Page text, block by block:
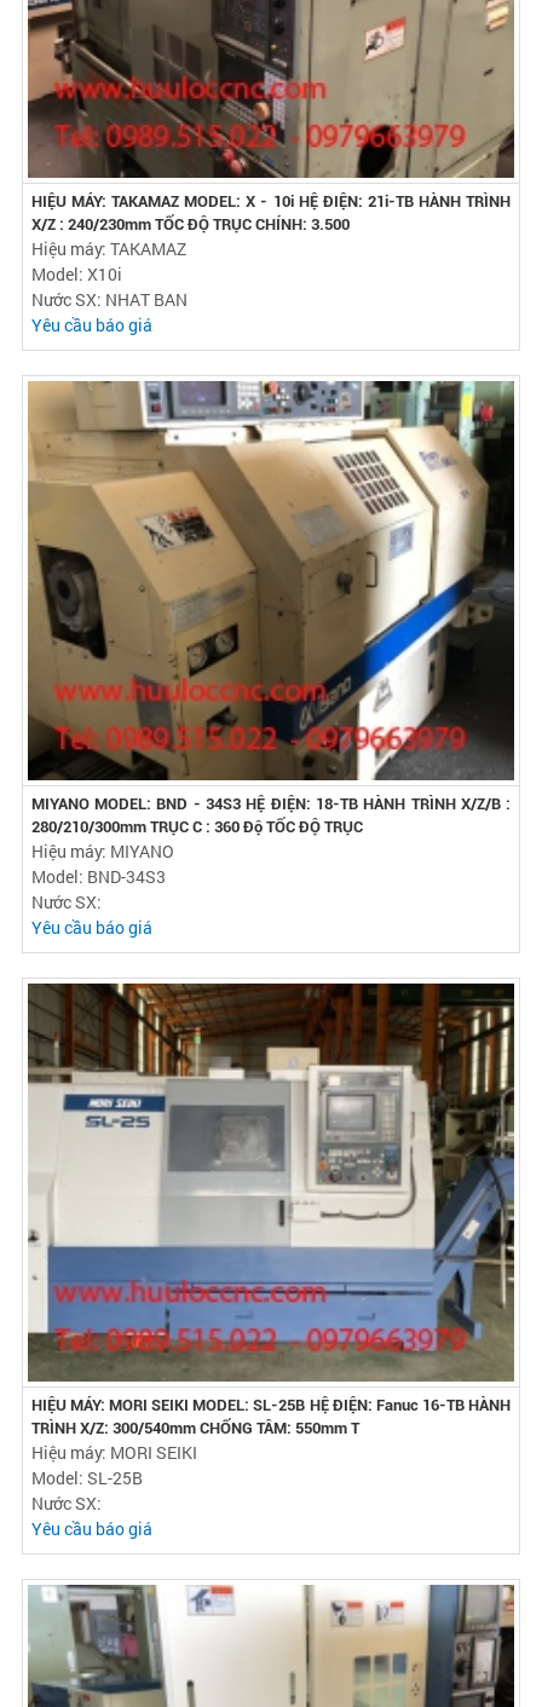
HIỆU MÁY: TAKAMAZ MODEL: X - 10i HỆ ĐIỆN: 21i-TB HÀNH TRÌNH
X/Z : 240/230mm TỐC ĐỘ TRỤC CHÍNH: 3.500
Hiệu máy: TAKAMAZ
Model: X10i
Nước SX: NHAT BAN
Yêu cầu báo giá
MIYANO MODEL: BND - 34S3 HỆ ĐIỆN: 18-TB HÀNH TRÌNH X/Z/B :
280/210/300mm TRỤC C : 360 Độ TỐC ĐỘ TRỤC
Hiệu máy: MIYANO
Model: BND-34S3
Nước SX:
Yêu cầu báo giá
HIỆU MÁY: MORI SEIKI MODEL: SL-25B HỆ ĐIỆN: Fanuc 16-TB HÀNH
TRÌNH X/Z: 300/540mm CHỐNG TÂM: 550mm T
Hiệu máy: MORI SEIKI
Model: SL-25B
Nước SX:
Yêu cầu báo giá